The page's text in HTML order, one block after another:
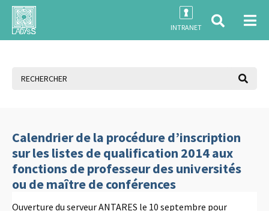
INTRANET
Calendrier de la procédure d’inscription
sur les listes de qualification 2014 aux
fonctions de professeur des universités
ou de maître de conférences
Ouverture du serveur ANTARES le 10 septembre pour